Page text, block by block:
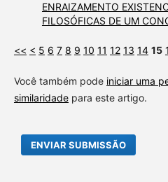
ENRAIZAMENTO
FILOSÓFICAS DE UM
<< < 5 6 7 8 9 10 11 12 13 14 15
Você também pode iniciar uma
similaridadepara este artigo.
ENVIAR SUBMISSÃO